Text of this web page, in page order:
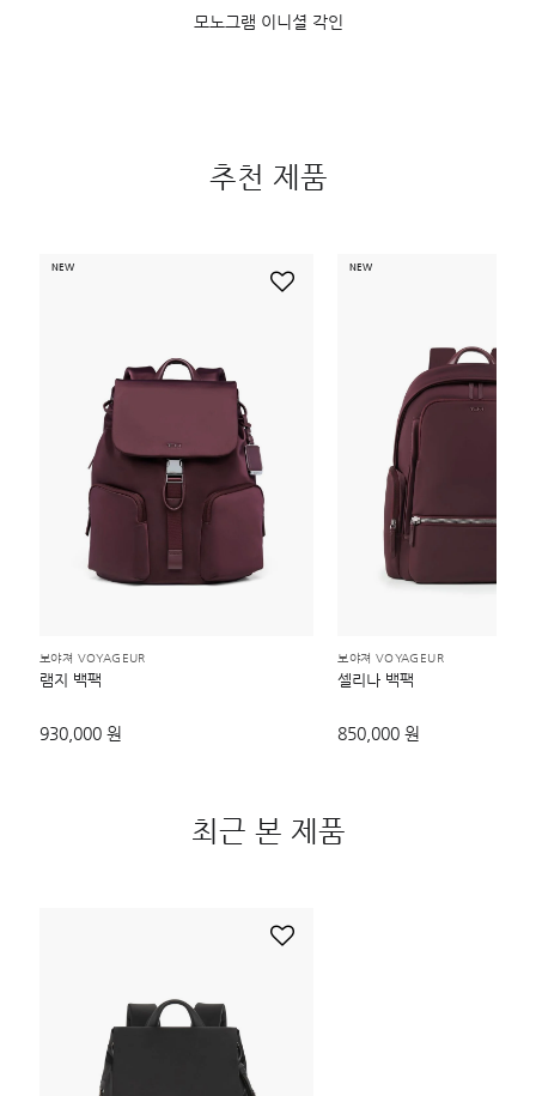
모노그램 이니셜 각인
추천 제품
NEW
보야져 VOYAGEUR
램지 백팩
930,000 원
NEW
보야져 VOYAGEUR
셀리나 백팩
850,000 원
최근 본 제품